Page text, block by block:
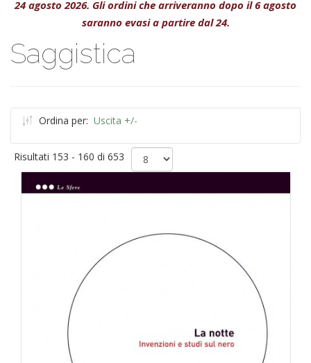
24 agosto 2026. Gli ordini che arriveranno dopo il 6 agosto
saranno evasi a partire dal 24.
Saggistica
Ordina per: Uscita +/-
Risultati 153 - 160 di 653